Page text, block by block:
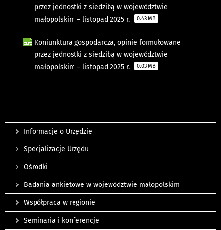
przez jednostki z siedzibą w województwie
małopolskim – listopad 2025 r.
0.43 MB
Koniunktura gospodarcza, opinie formułowane
przez jednostki z siedzibą w województwie
małopolskim – listopad 2025 r.
0.03 MB
Informacje o Urzędzie
Specjalizacje Urzędu
Ośrodki
Badania ankietowe w województwie małopolskim
Współpraca w regionie
Seminaria i konferencje